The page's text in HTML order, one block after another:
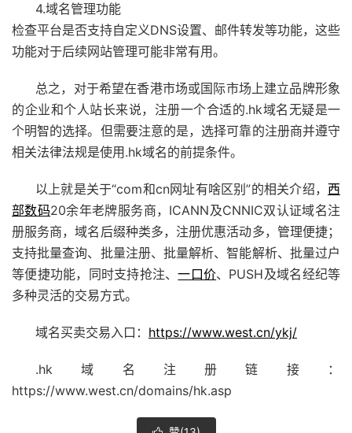
4.域名管理功能
检查平台是否支持自定义DNS设置、邮件转发等功能，这些
功能对于后续网站管理可能非常有用。
总之，对于希望在香港市场或国际市场上建立品牌形象
的企业和个人站长来说，注册一个合适的.hk域名无疑是一
个明智的选择。但需要注意的是，选择可靠的注册商并遵守
相关法律法规是使用.hk域名的前提条件。
以上就是关于“com和cn网址有啥区别”的相关介绍， 西
部数码20余年老牌服务商，ICANN及CNNIC双认证域名注
册服务商，域名后缀种类多，注册优惠活动多，管理便捷；
支持批量查询、批量注册、批量解析、智能解析、批量过户
等便捷功能，同时支持抢注、一口价、PUSH及域名经纪等
多种灵活的交易方式。
域名买卖交易入口： https://www.west.cn/ykj/
.hk域名注册链接：
https://www.west.cn/domains/hk.asp